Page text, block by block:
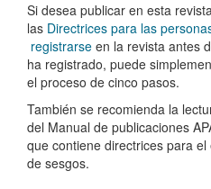
Si desea publicar en esta
las Directrices para las
registrarse en la revista antes
ha registrado, puede
el proceso de cinco pasos.
También se recomienda la
del Manual de publicaciones
que contiene directrices para
de sesgos.